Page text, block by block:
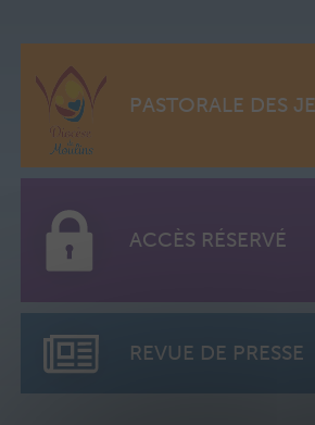
PASTORALE DES
ACCÈS RÉSERVÉ
REVUE DE PRESSE